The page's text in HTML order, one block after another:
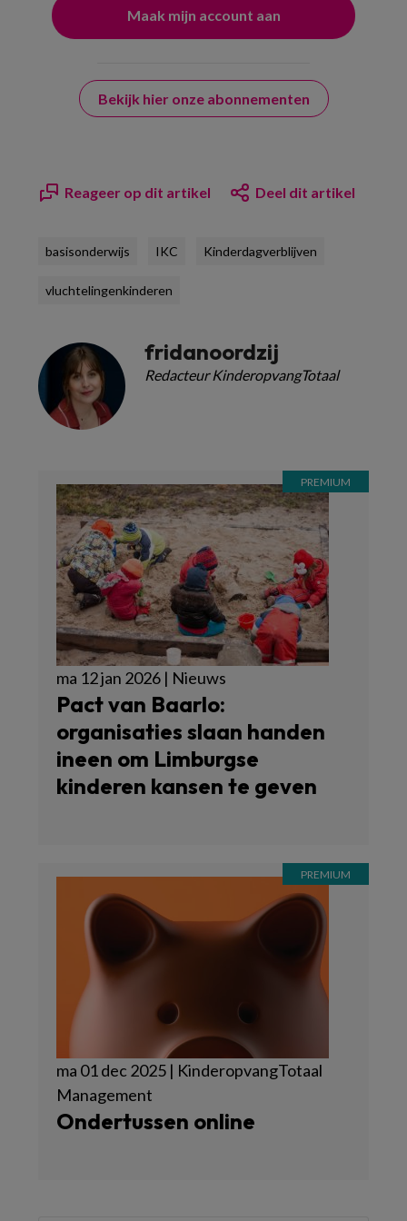
Bekijk hier onze abonnementen
Reageer op dit artikel Deel dit artikel
basisonderwijs IKC Kinderdagverblijven
vluchtelingenkinderen
fridanoordzij
Redacteur KinderopvangTotaal
ma 12 jan 2026 | Nieuws
Pact van Baarlo:
organisaties slaan handen
ineen om Limburgse
kinderen kansen te geven
ma 01 dec 2025 | KinderopvangTotaal
Management
Ondertussen online